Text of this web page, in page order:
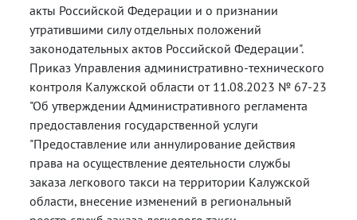
акты Российской Федерации и о признании
утратившими силу отдельных положений
законодательных актов Российской Федерации".
Приказ Управления административно-технического
контроля Калужской области от 11.08.2023 № 67-23
"Об утверждении Административного регламента
предоставления государственной услуги
"Предоставление или аннулирование действия
права на осуществление деятельности службы
заказа легкового такси на территории Калужской
области, внесение изменений в региональный